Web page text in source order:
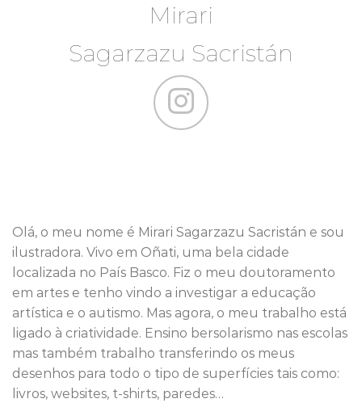
Mirari
Sagarzazu Sacristán
Olá, o meu nome é Mirari Sagarzazu Sacristán e sou
ilustradora. Vivo em Oñati, uma bela cidade
localizada no País Basco. Fiz o meu doutoramento
em artes e tenho vindo a investigar a educação
artística e o autismo. Mas agora, o meu trabalho está
ligado à criatividade. Ensino bersolarismo nas escolas
mas também trabalho transferindo os meus
desenhos para todo o tipo de superfícies tais como:
livros, websites, t-shirts, paredes…